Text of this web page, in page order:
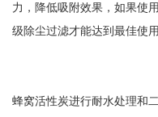
力，降低吸附效果，如果使
级除尘过滤才能达到最佳使
蜂窝活性炭进行耐水处理和